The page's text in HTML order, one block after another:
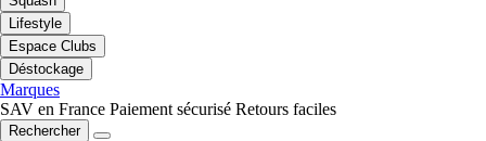
Lifestyle
Espace Clubs
Déstockage
Marques
SAV en France Paiement sécurisé Retours faciles
Rechercher